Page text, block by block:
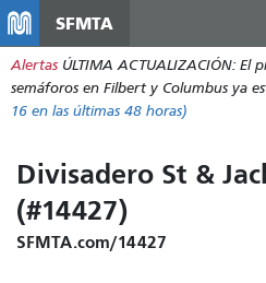
SFMTA
Alertas ÚLTIMA ACTUALIZACIÓN: El
semáforos en Filbert y Columbus ya
16 en las últimas 48 horas)
Divisadero St &
(#14427)
SFMTA.com/14427